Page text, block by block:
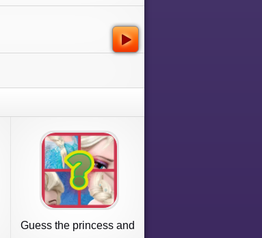
Guess the princess and